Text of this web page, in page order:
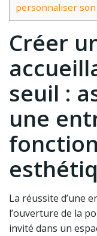
personnaliser
Créer
seuil :
une
La réussite d’une
l’ouverture de la
invité dans un